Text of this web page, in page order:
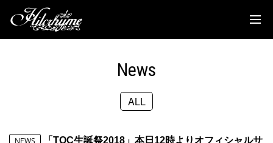
Discography
Biography
News
ALL
NEWS
「TOC生誕祭2018」本日12時よりオフィシャルサ